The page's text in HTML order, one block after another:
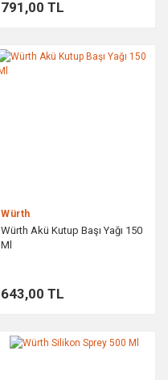
791,00 TL
Würth
Würth Akü Kutup Başı Yağı 150
Ml
643,00 TL